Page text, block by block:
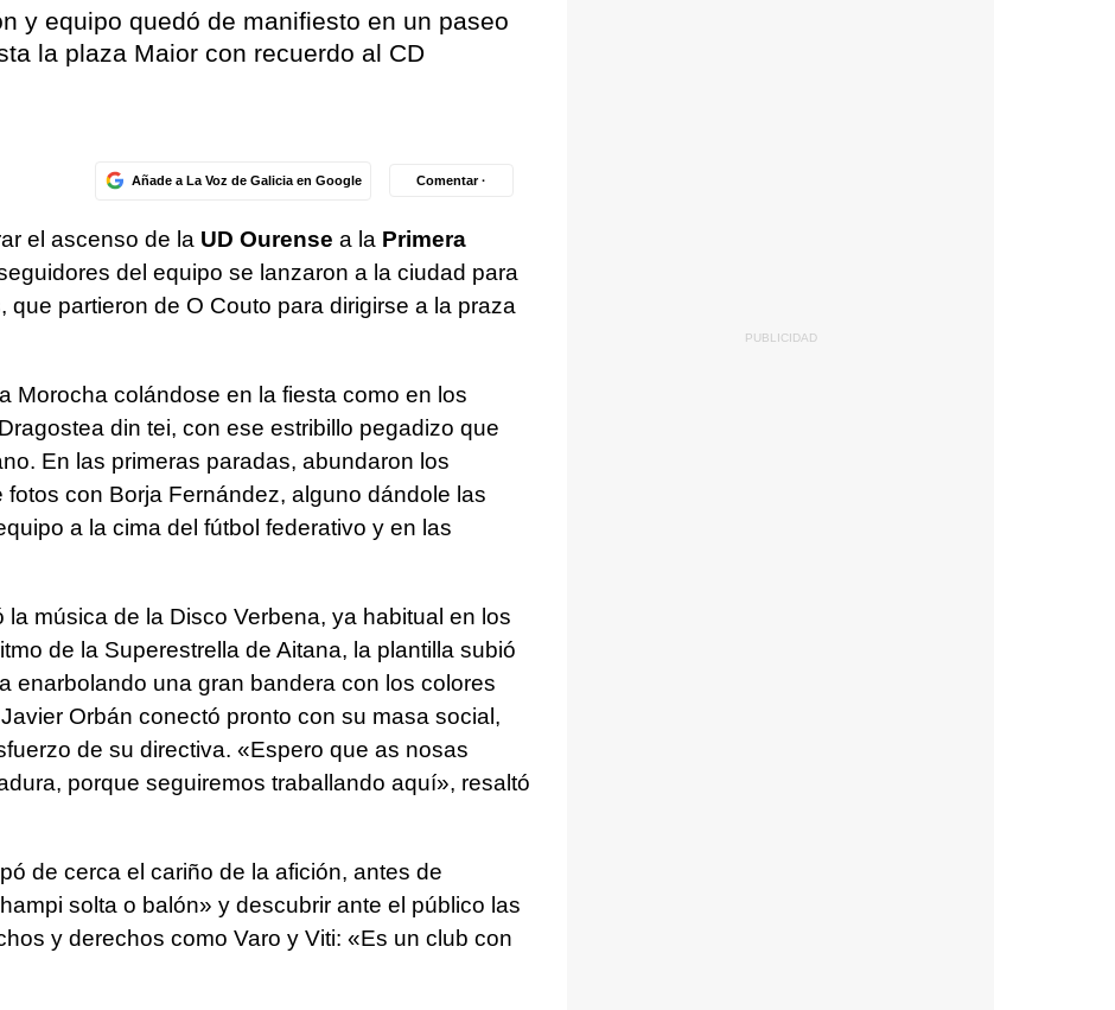
y equipo quedó de manifiesto en un paseo
la plaza Maior con recuerdo al CD
Añade a La Voz de Galicia en Google Comentar ·
el ascenso de la UD Ourense a laPrimera
del equipo se lanzaron a la ciudad para
partieron de O Couto para dirigirse a la praza
Morocha colándose en la fiesta como en los
din tei, con ese estribillo pegadizo que
En las primeras paradas, abundaron los
con Borja Fernández, alguno dándole las
a la cima del fútbol federativo y en las
la música de la Disco Verbena, ya habitual en los
de la Superestrella de Aitana, la plantilla subió
enarbolando una gran bandera con los colores
Orbán conectó pronto con su masa social,
de su directiva. «Espero que as nosas
porque seguiremos traballando aquí», resaltó
de cerca el cariño de la afición, antes de
solta o balón» y descubrir ante el público las
y derechos como Varo y Viti: «Es un club con